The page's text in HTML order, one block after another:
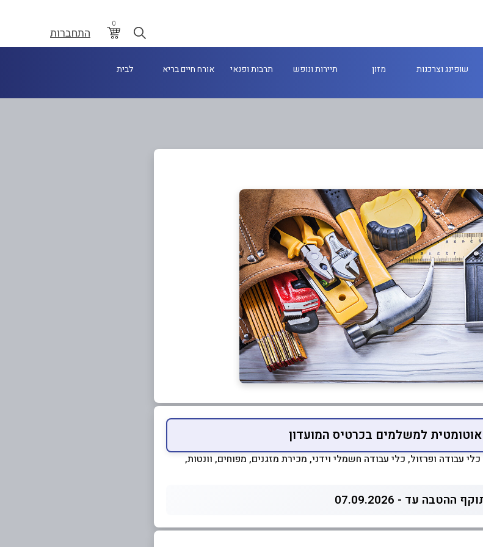
0
התחברות
שופינג וצרכנות מזון תיירות ונופש תרבות ופנאי אורח חיים בריא לבית
עבודה ופרזול, כלי עבודה חשמלי וידני, מכירת מזגנים, מפוחים, וונטות,
ההטבה עד - 07.09.2026